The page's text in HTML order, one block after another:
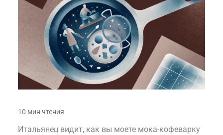
Итальянец видит, как вы моете мока-кофеварку